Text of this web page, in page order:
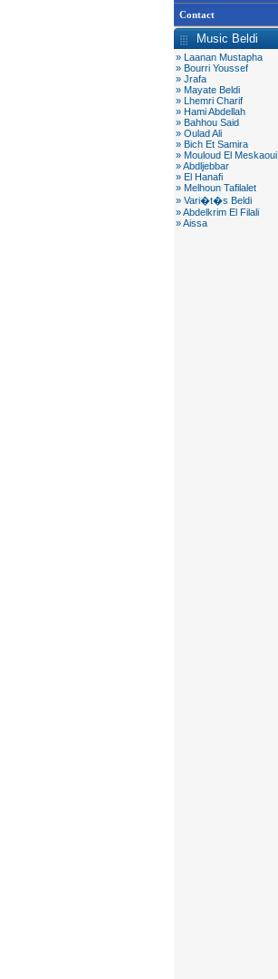
Contact
Music Beldi
» Laanan Mustapha
» Bourri Youssef
» Jrafa
» Mayate Beldi
» Lhemri Charif
» Hami Abdellah
» Bahhou Said
» Oulad Ali
» Bich Et Samira
» Mouloud El Meskaoui
» Abdljebbar
» El Hanafi
» Melhoun Tafilalet
» Vari�t�s Beldi
» Abdelkrim El Filali
» Aissa